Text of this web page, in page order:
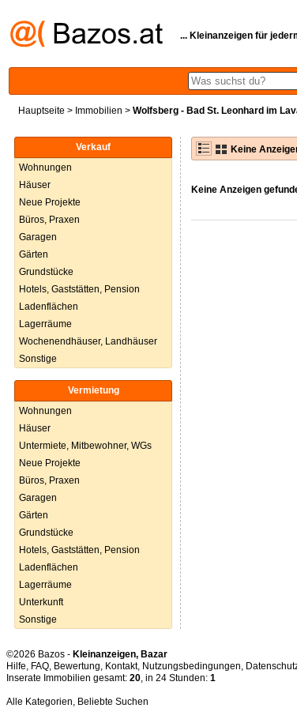
... Kleinanzeigen für
Hauptseite > Immobilien > Wolfsberg - Bad St. Leonhard im
Verkauf
Wohnungen
Häuser
Neue Projekte
Büros, Praxen
Garagen
Gärten
Grundstücke
Hotels, Gaststätten, Pension
Ladenflächen
Lagerräume
Wochenendhäuser, Landhäuser
Sonstige
Vermietung
Wohnungen
Häuser
Untermiete, Mitbewohner, WGs
Neue Projekte
Büros, Praxen
Garagen
Gärten
Grundstücke
Hotels, Gaststätten, Pension
Ladenflächen
Lagerräume
Unterkunft
Sonstige
Keine
Keine Anzeigen
©2026 Bazos - Kleinanzeigen, Bazar
Hilfe, FAQ, Bewertung, Kontakt, Nutzungsbedingungen,
Inserate Immobilien gesamt: 20, in 24 Stunden: 1
Alle Kategorien, Beliebte Suchen